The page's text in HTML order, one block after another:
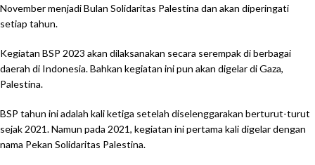
November menjadi Bulan Solidaritas Palestina dan akan diperingati
setiap tahun.
Kegiatan BSP 2023 akan dilaksanakan secara serempak di berbagai
daerah di Indonesia. Bahkan kegiatan ini pun akan digelar di Gaza,
Palestina.
BSP tahun ini adalah kali ketiga setelah diselenggarakan berturut-turut
sejak 2021. Namun pada 2021, kegiatan ini pertama kali digelar dengan
nama Pekan Solidaritas Palestina.